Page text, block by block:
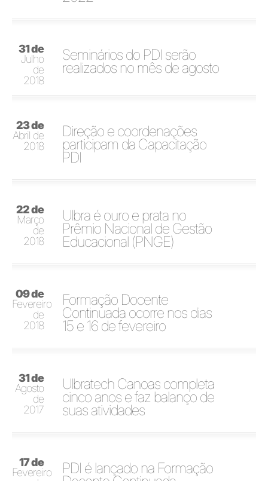
31 de
Julho
de
2018
Seminários do PDI serão
realizados no mês de agosto
23 de
Abril de
2018
Direção e coordenações
participam da Capacitação
PDI
22 de
Março
de
2018
Ulbra é ouro e prata no
Prêmio Nacional de Gestão
Educacional (PNGE)
09 de
Fevereiro
de
2018
Formação Docente
Continuada ocorre nos dias
15 e 16 de fevereiro
31 de
Agosto
de
2017
Ulbratech Canoas completa
cinco anos e faz balanço de
suas atividades
17 de
Fevereiro
PDI é lançado na Formação